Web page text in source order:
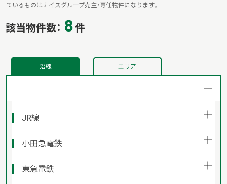
リフォームしたい
貸したい
ているものはナイスグループ売主・専任物件になります。
該当物件数： 8 件
沿線 エリア
JR線
小田急電鉄
東急電鉄